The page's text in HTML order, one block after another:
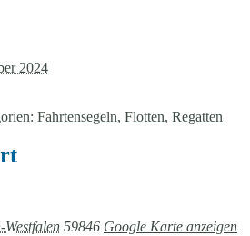
2024
Fahrtensegeln, Flotten, Regatten
59846 Google Karte anzeigen